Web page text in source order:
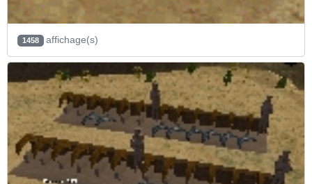
1458 affichage(s)